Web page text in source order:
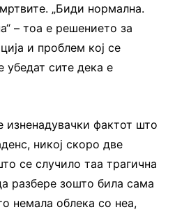
„Биди нормална.
– тоа е решението за
и проблем кој се
убедат сите дека е
фактот што
никој скоро две
се случило таа трагична
разбере зошто била сама
немала облека со неа,